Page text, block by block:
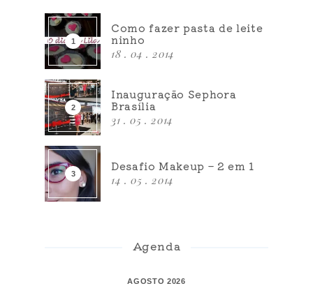
Como fazer pasta de leite
ninho
18 . 04 . 2014
Inauguração Sephora
Brasília
31 . 05 . 2014
Desafio Makeup – 2 em 1
14 . 05 . 2014
Agenda
AGOSTO 2026